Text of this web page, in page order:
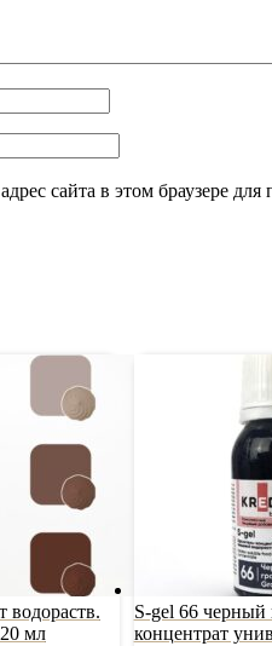
сайта в этом браузере
водораств.
мл
S-gel 66
концентрат